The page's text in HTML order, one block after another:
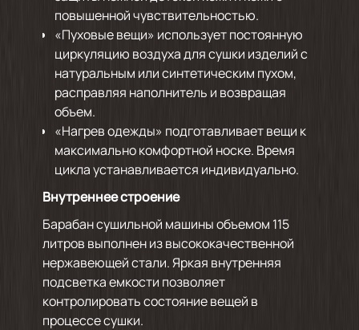
повышенной чувствительностью.
«Пуховые вещи» использует постоянную
циркуляцию воздуха для сушки изделий с
натуральным или синтетическим пухом,
расправляя наполнитель и возвращая
объем.
«Нагрев одежды» подготавливает вещи к
максимально комфортной носке. Время
цикла устанавливается индивидуально.
Внутреннее строение
Барабан сушильной машины объемом 115
литров выполнен из высококачественной
нержавеющей стали. Яркая внутренняя
подсветка емкости позволяет
контролировать состояние вещей в
процессе сушки.